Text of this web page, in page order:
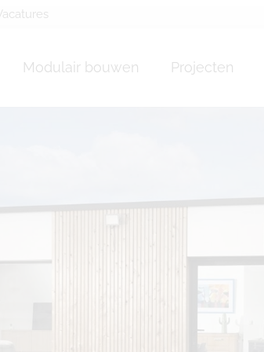
Modulair bouwen Projecten